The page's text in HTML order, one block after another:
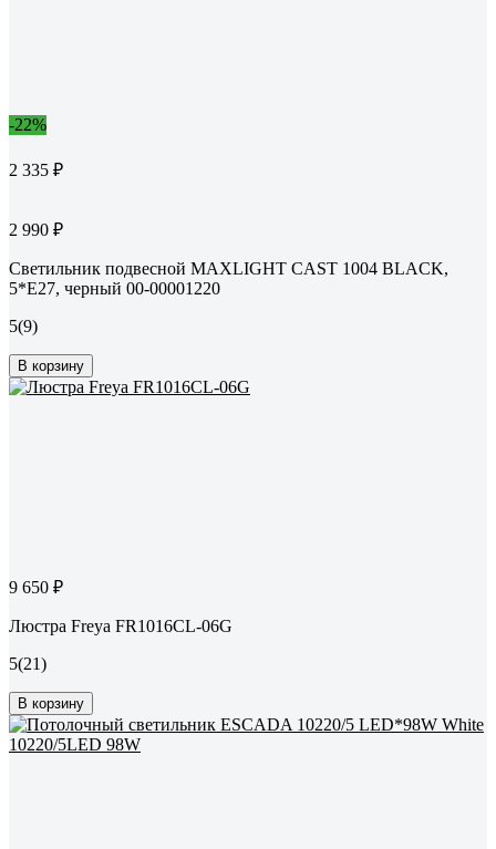
-22%
2 335 ₽
2 990 ₽
Светильник подвесной MAXLIGHT CAST 1004 BLACK,
5*E27, черный 00-00001220
5(9)
В корзину
9 650 ₽
Люстра Freya FR1016CL-06G
5(21)
В корзину